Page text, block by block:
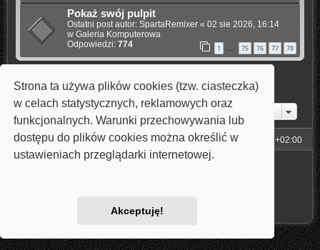
Strona ta używa plików cookies (tzw. ciasteczka)
w celach statystycznych, reklamowych oraz
funkcjonalnych. Warunki przechowywania lub
dostępu do plików cookies można określić w
ustawieniach przeglądarki internetowej.
Akceptuję!
Pokaż swój pulpit
Ostatni post autor: SpartaRemixer« 02 sie 2026, 16:14
w Galeria Komputerowa
Odpowiedzi: 774 1 … 75 76 77 78
Znaleziono 4 wyniki • Strona 1z1
Przejdź do
Strona główna Strefa czasowa UTC+02:00
phpBB